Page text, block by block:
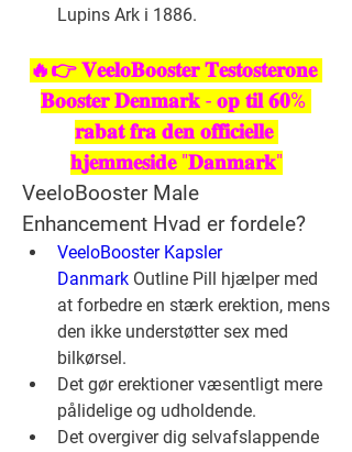
Lupins Ark i 1886.
🔥👉 𝐕𝐞𝐞𝐥𝐨𝐁𝐨𝐨𝐬𝐭𝐞𝐫 𝐓𝐞𝐬𝐭𝐨𝐬𝐭𝐞𝐫𝐨𝐧𝐞
𝐁𝐨𝐨𝐬𝐭𝐞𝐫 𝐃𝐞𝐧𝐦𝐚𝐫𝐤 - 𝐨𝐩 𝐭𝐢𝐥 𝟔𝟎%
𝐫𝐚𝐛𝐚𝐭 𝐟𝐫𝐚 𝐝𝐞𝐧 𝐨𝐟𝐟𝐢𝐜𝐢𝐞𝐥𝐥𝐞
𝐡𝐣𝐞𝐦𝐦𝐞𝐬𝐢𝐝𝐞 "𝐃𝐚𝐧𝐦𝐚𝐫𝐤"
VeeloBooster Male
Enhancement Hvad er fordele?
VeeloBooster Kapsler
Danmark Outline Pill hjælper med
at forbedre en stærk erektion, mens
den ikke understøtter sex med
bilkørsel.
Det gør erektioner væsentligt mere
pålidelige og udholdende.
Det overgiver dig selvafslappende